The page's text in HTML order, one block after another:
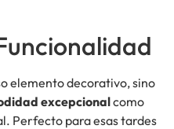
elemento decorativo, sino
excepcionalcomo
Perfecto para esas tardes